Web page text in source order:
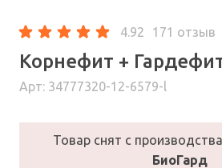
4.92 171 отзыв
Корнефит +
Арт: 34777320-12-6579-l
Товар снят с
БиоГард